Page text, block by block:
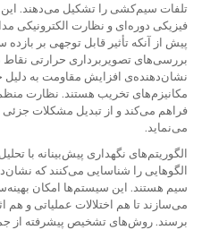
تلفات سیم‌کشی را تشکیل می‌دهند. این
فیزیکی دوره‌ای و نظارت الکترونیکی
پیش از آنکه تأثیر قابل توجهی بر
بررسی‌های تصویربرداری حرارتی نقاط
نشان‌دهنده‌ی افزایش مقاومت به دلیل
مکانیزم‌های تخریب هستند. نظارت منظم
فراهم می‌کند و از تبدیل مشکلات جزئی
می‌نماید.
الگوریتم‌های نگهداری پیش‌بینانه با
الگوهایی را شناسایی می‌کنند که
سیم هستند. این سیستم‌ها امکان
می‌سازند تا هم اختلالات عملیاتی و
برسند. روش‌های تشخیص پیشرفته از